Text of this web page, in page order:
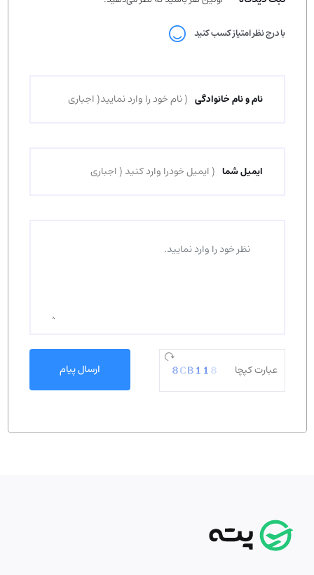
با درج نظر امتیاز کسب کنید
نام و نام خانوادگی
ایمیل شما
ارسال پیام